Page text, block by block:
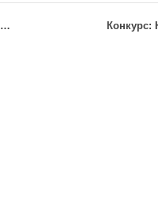
ОАСА-23020 и ИАСА-23020 – Историја архитектуре – Обликовање простора и стила: увид у испитне радове јануарског испитног рока